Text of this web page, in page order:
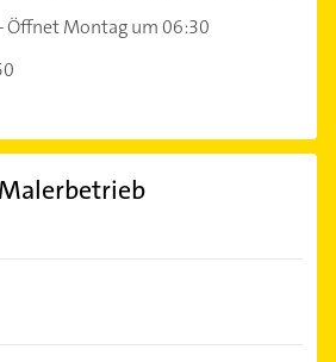
Öffnet Montag um 06:30